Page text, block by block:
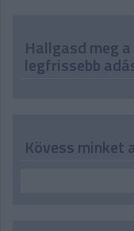
Hallgasd meg
legfrissebb
Kövess minket